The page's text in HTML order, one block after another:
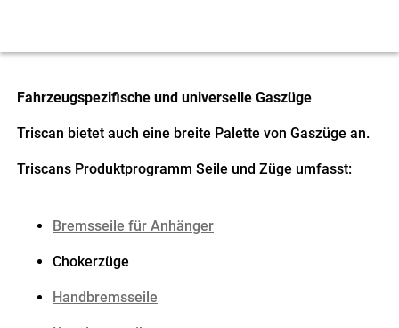
Fahrzeugspezifische und universelle Gaszüge
Triscan bietet auch eine breite Palette von Gaszüge an.
Triscans Produktprogramm Seile und Züge umfasst:
Bremsseile für Anhänger
Chokerzüge
Handbremsseile